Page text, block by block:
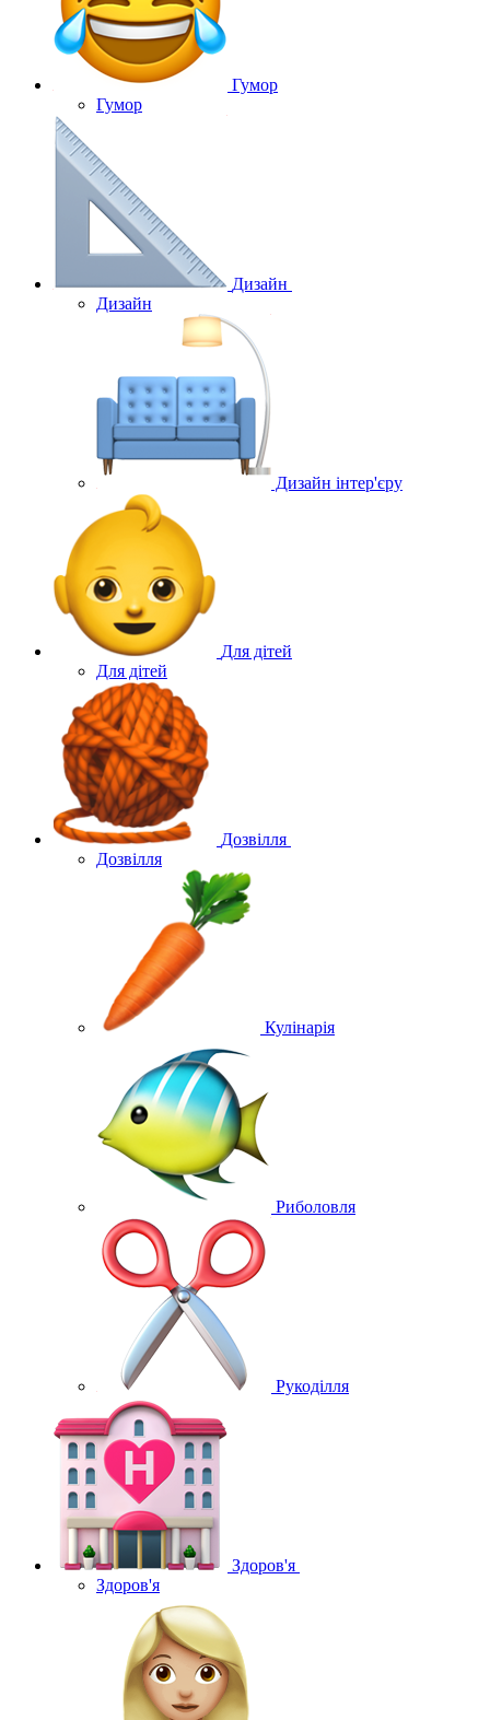
Гумор
Гумор
Дизайн
Дизайн
Дизайн інтер'єру
Для дітей
Для дітей
Дозвілля
Дозвілля
Кулінарія
Риболовля
Рукоділля
Здоров'я
Здоров'я